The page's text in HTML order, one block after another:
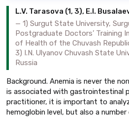
L.V. Tarasova (1, 3), E.I.
1) Surgut State University,
Postgraduate Doctors’ Training
of Health of the Chuvash
3) I.N. Ulyanov Chuvash State
Russia
Background. Anemia is never the
is associated with gastrointestinal
practitioner, it is important to
hemoglobin level, but also a